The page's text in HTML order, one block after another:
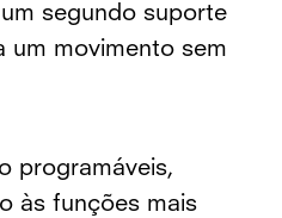
segundo suporte
um movimento sem
programáveis,
às funções mais